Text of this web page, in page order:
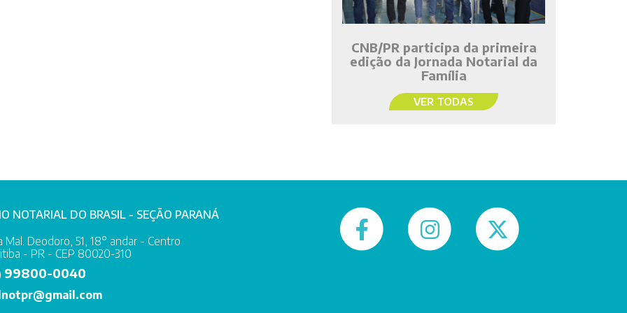
CNB/PR participa da primeira
edição da Jornada Notarial da
Família
VER TODAS
NOTARIAL DO BRASIL - SEÇÃO PARANÁ
Mal. Deodoro, 51, 18° andar - Centro
- PR - CEP 80020-310
99800-0040